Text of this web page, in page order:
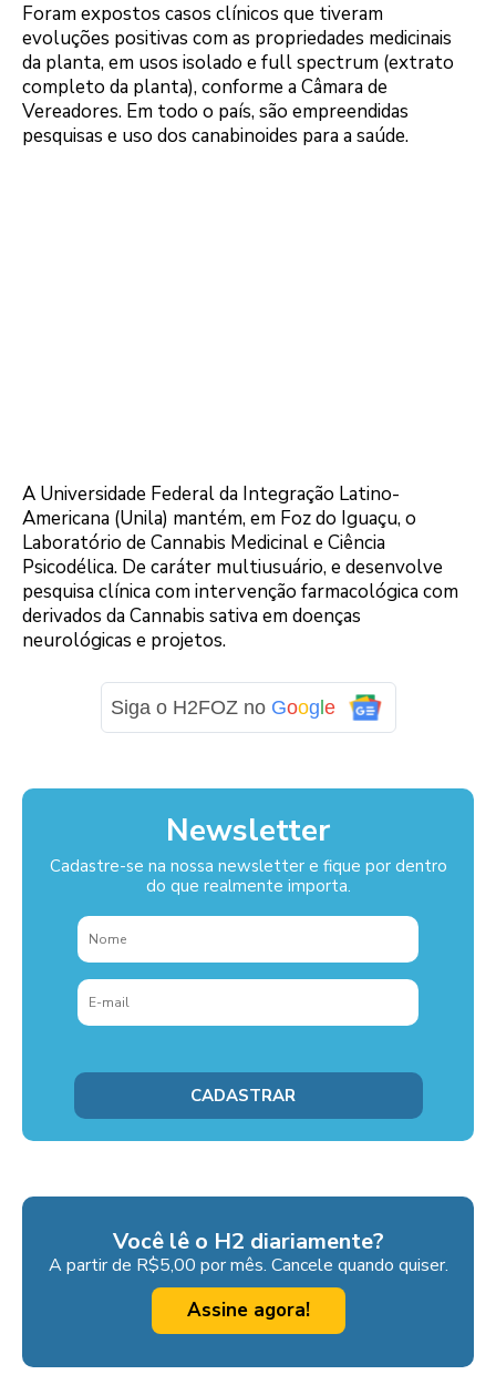
Foram expostos casos clínicos que tiveram
evoluções positivas com as propriedades medicinais
da planta, em usos isolado e full spectrum (extrato
completo da planta), conforme a Câmara de
Vereadores. Em todo o país, são empreendidas
pesquisas e uso dos canabinoides para a saúde.
A Universidade Federal da Integração Latino-
Americana (Unila) mantém, em Foz do Iguaçu, o
Laboratório de Cannabis Medicinal e Ciência
Psicodélica. De caráter multiusuário, e desenvolve
pesquisa clínica com intervenção farmacológica com
derivados da Cannabis sativa em doenças
neurológicas e projetos.
Siga o H2FOZ no Google
Newsletter
Cadastre-se na nossa newsletter e fique por dentro
do que realmente importa.
Você lê o H2 diariamente?
A partir de R$5,00 por mês. Cancele quando quiser.
Assine agora!